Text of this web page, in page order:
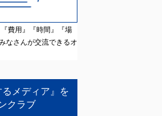
費用』『時間』『場
なさんが交流できるオ
るメディア』を
クラブ